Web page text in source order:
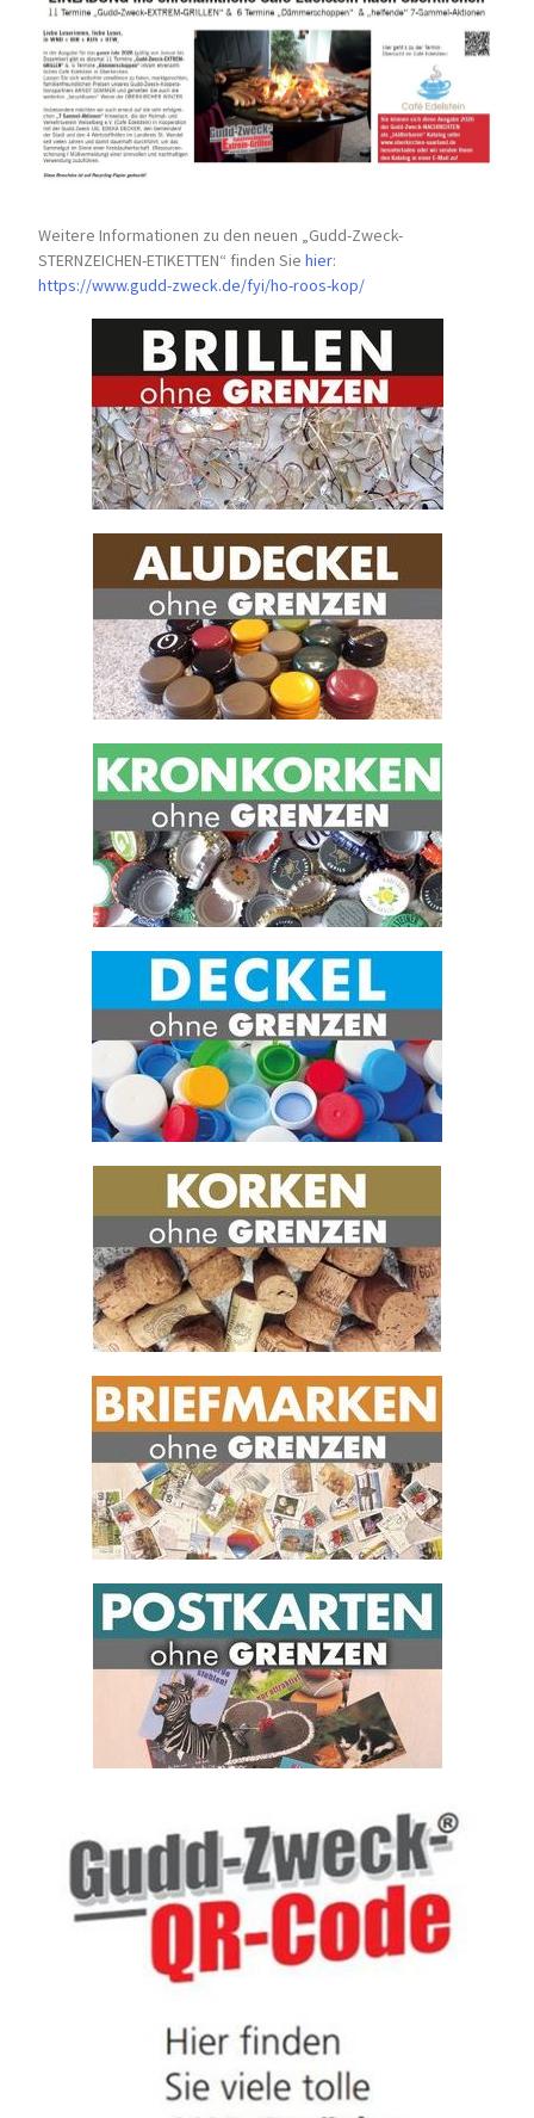
Weitere Informationen zu den neuen „Gudd-Zweck-
STERNZEICHEN-ETIKETTEN“ finden Siehier:
https://www.gudd-zweck.de/fyi/ho-roos-kop/